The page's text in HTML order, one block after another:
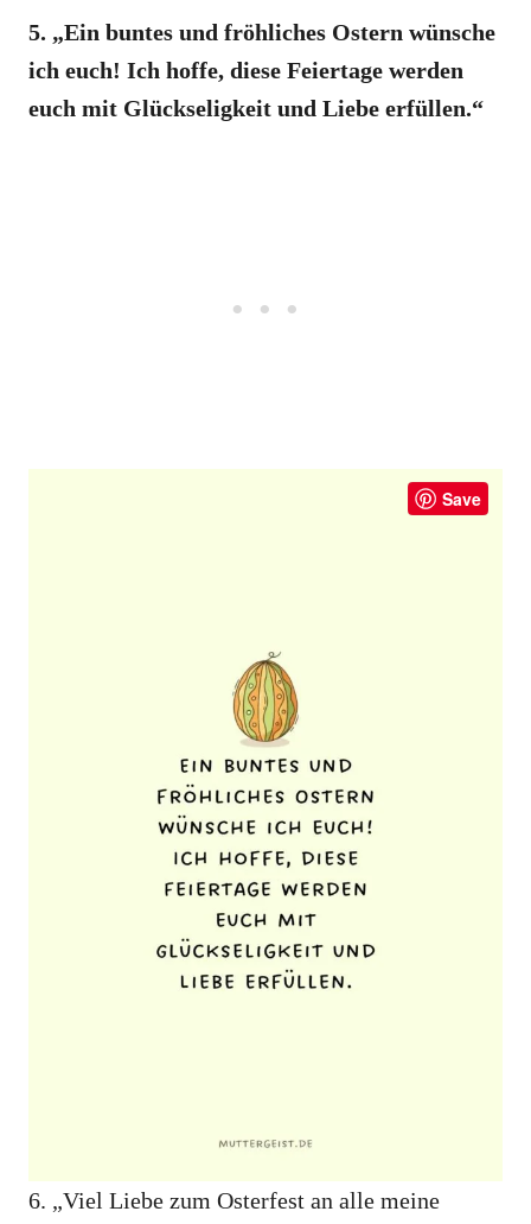
5. „Ein buntes und fröhliches Ostern wünsche
ich euch! Ich hoffe, diese Feiertage werden
euch mit Glückseligkeit und Liebe erfüllen.“
Save
6. „Viel Liebe zum Osterfest an alle meine